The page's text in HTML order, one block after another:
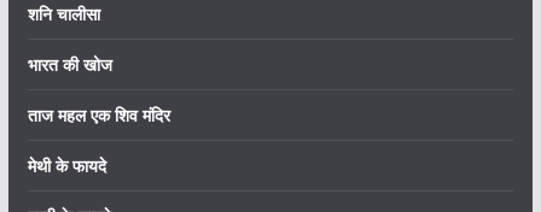
शनि चालीसा
भारत की खोज
ताज महल एक शिव मंदिर
मेथी के फायदे